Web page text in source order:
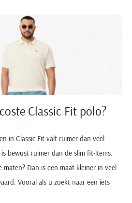
Classic Fit polo?
in Classic Fit valt ruimer dan veel
bewust ruimer dan de slim fit-items.
Dan is een maat kleiner in veel
Vooral als u zoekt naar een iets